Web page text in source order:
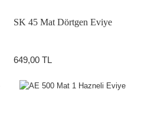
SK 45 Mat Dörtgen Eviye
649,00 TL